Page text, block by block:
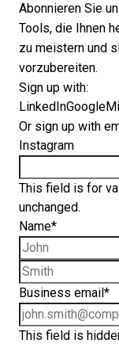
Abonnieren Sie
Tools, die Ihnen
zu meistern und
vorzubereiten.
Sign up with:
LinkedInGoogle
Or sign up with
Instagram
This field is for
unchanged.
Name*
Business email *
This field is